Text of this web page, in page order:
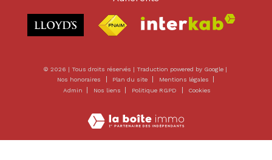
© 2026 | Tous droits réservés | Traduction powered by Google |
Nos honoraires
Plan du site
Mentions légales
Admin
Nos liens Politique RGPD Cookies